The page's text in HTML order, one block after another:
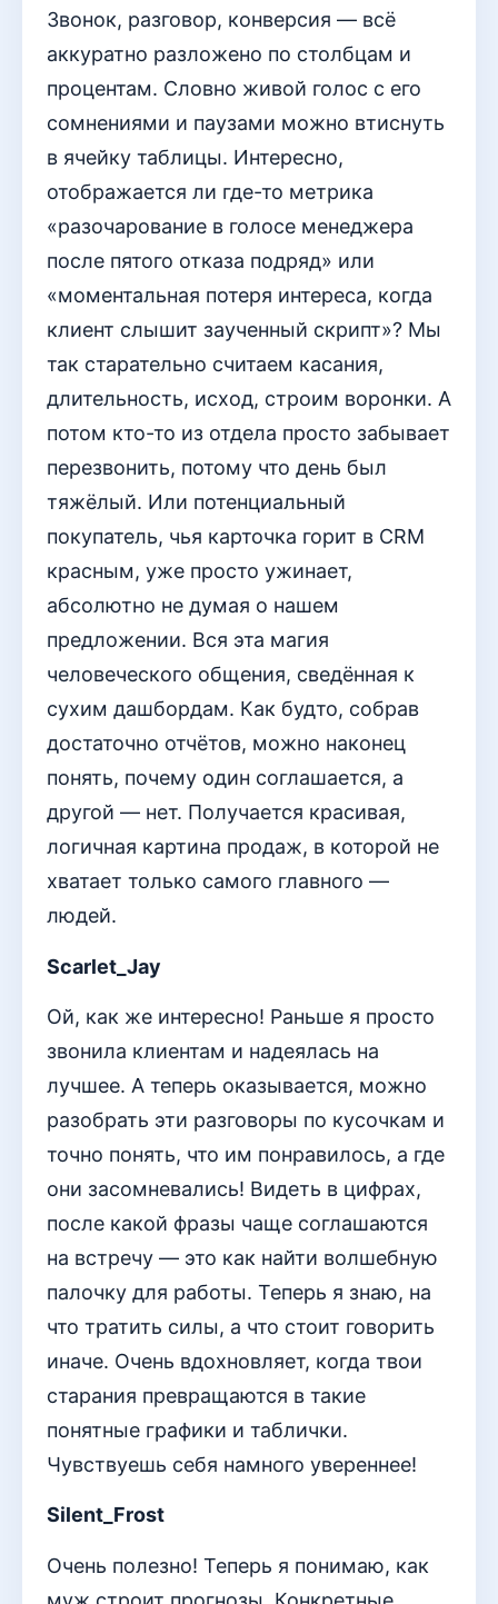
Звонок, разговор, конверсия — всё
аккуратно разложено по столбцам и
процентам. Словно живой голос с его
сомнениями и паузами можно втиснуть
в ячейку таблицы. Интересно,
отображается ли где-то метрика
«разочарование в голосе менеджера
после пятого отказа подряд» или
«моментальная потеря интереса, когда
клиент слышит заученный скрипт»? Мы
так старательно считаем касания,
длительность, исход, строим воронки. А
потом кто-то из отдела просто забывает
перезвонить, потому что день был
тяжёлый. Или потенциальный
покупатель, чья карточка горит в CRM
красным, уже просто ужинает,
абсолютно не думая о нашем
предложении. Вся эта магия
человеческого общения, сведённая к
сухим дашбордам. Как будто, собрав
достаточно отчётов, можно наконец
понять, почему один соглашается, а
другой — нет. Получается красивая,
логичная картина продаж, в которой не
хватает только самого главного —
людей.
Scarlet_Jay
Ой, как же интересно! Раньше я просто
звонила клиентам и надеялась на
лучшее. А теперь оказывается, можно
разобрать эти разговоры по кусочкам и
точно понять, что им понравилось, а где
они засомневались! Видеть в цифрах,
после какой фразы чаще соглашаются
на встречу — это как найти волшебную
палочку для работы. Теперь я знаю, на
что тратить силы, а что стоит говорить
иначе. Очень вдохновляет, когда твои
старания превращаются в такие
понятные графики и таблички.
Чувствуешь себя намного увереннее!
Silent_Frost
Очень полезно! Теперь я понимаю, как